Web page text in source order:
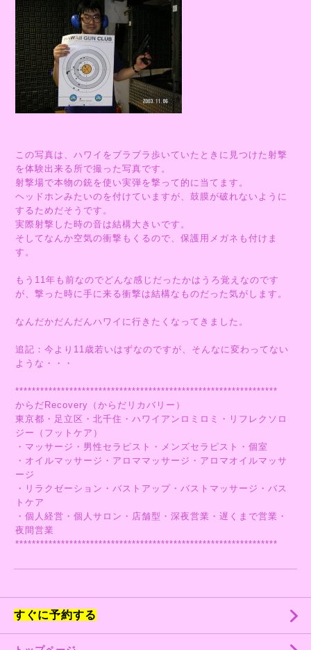
この写真は、ハワイをブラブラ歩いていたときに見つけた射撃
を体験出来る所で撮った写真です。
射撃場で本物の銃を使い実弾を撃って的に当てます。
ヘッドホンみたいのを付けていますが、鼓膜が破れないように
するためだそうです。
実際射撃した時の音は結構大きいです。
そしてなんか空気の衝撃もくるので、保護用メガネも付けま
す。
もう11年も前なのでどんな感じだったかはうろ覚えなのです
が、撃った時に手に来る衝撃は結構なものだった気がします。
なんだかだんだんハワイに行きたくなってきました。
追記：今より11歳若いはずなのですが、そんなに変わってない
ような・・・
***************************************************************
からだRecovery（からだリカバリー）
東京都・足立区・北千住・ハワイアンロミロミ・リフレクソロ
ジー（フットケア）
・マッサージ・男性セラピスト・メンズセラピスト・個室
・オイルマッサージ・アロママッサージ・アロマオイルマッサ
ージ
・リラクゼーション・バストアップ・バストマッサージ・バス
トケア
・個人経営・個人サロン・店舗型・深夜営業・遅くまで営業・
夜間営業
***************************************************************
すぐに予約する